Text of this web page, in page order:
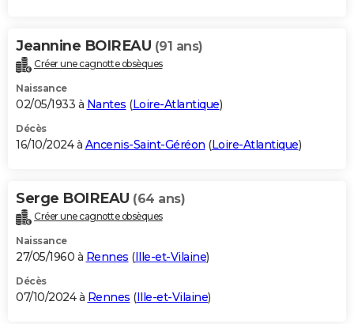
Jeannine BOIREAU (91 ans)
Créer une cagnotte obsèques
Naissance
02/05/1933 à Nantes (Loire-Atlantique)
Décès
16/10/2024 à Ancenis-Saint-Géréon (Loire-Atlantique)
Serge BOIREAU (64 ans)
Créer une cagnotte obsèques
Naissance
27/05/1960 à Rennes (Ille-et-Vilaine)
Décès
07/10/2024 à Rennes (Ille-et-Vilaine)